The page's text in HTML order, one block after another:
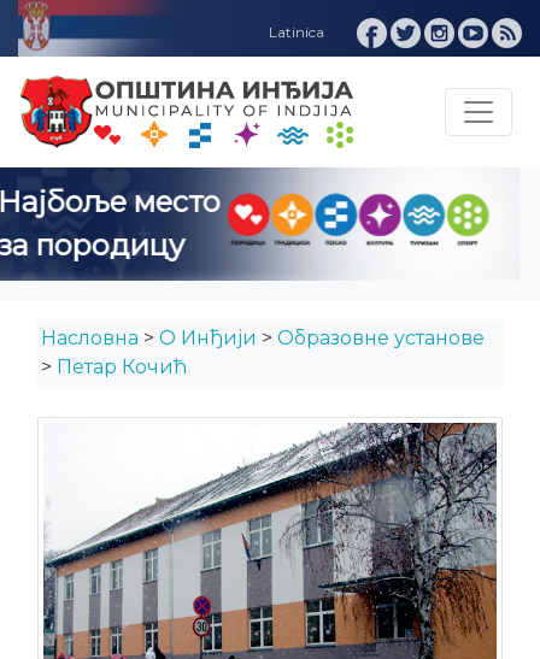
Инђија ИНФО
Насловна > О Инђији > Образовне установе
> Петар Кочић